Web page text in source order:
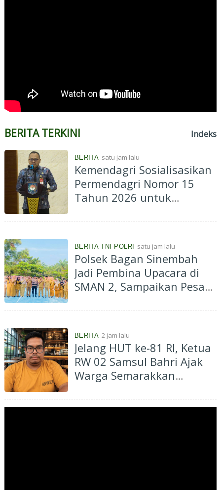
BERITA TERKINI Indeks
BERITA satu jam lalu
Kemendagri Sosialisasikan
Permendagri Nomor 15
Tahun 2026 untuk
Perumahan kepada
BERITA TNI-POLRI satu jam lalu
Polsek Bagan Sinembah
Jadi Pembina Upacara di
SMAN 2, Sampaikan Pesan
BERITA 2 jam lalu
Jelang HUT ke-81 RI, Ketua
RW 02 Samsul Bahri Ajak
Warga Semarakkan
Putih